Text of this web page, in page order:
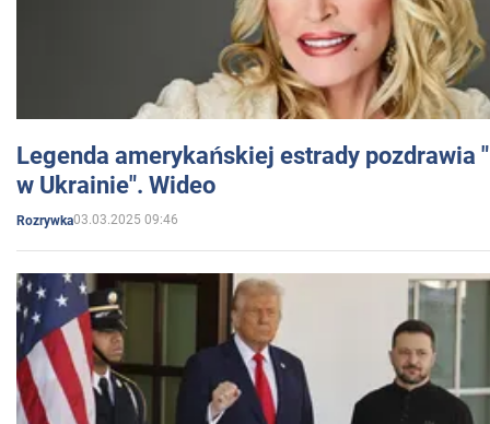
Legenda amerykańskiej estrady pozdrawia
w Ukrainie". Wideo
Rozrywka03.03.2025 09:46